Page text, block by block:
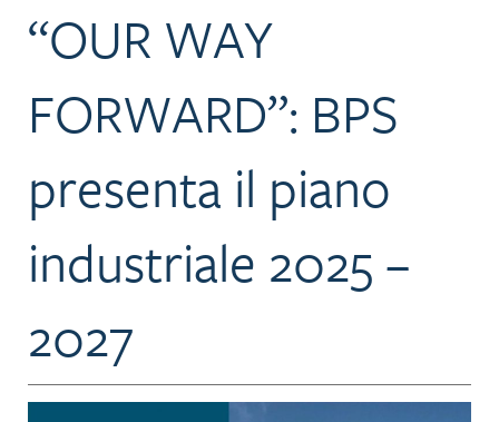
“OUR WAY
FORWARD”: BPS
presenta il piano
industriale 2025 –
2027